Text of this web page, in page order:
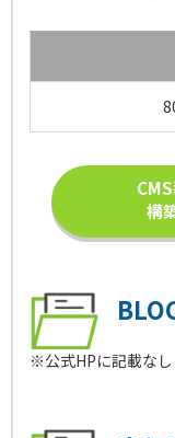
構
※公式HPに記載なし